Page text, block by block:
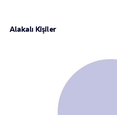
Alakalı Kişiler